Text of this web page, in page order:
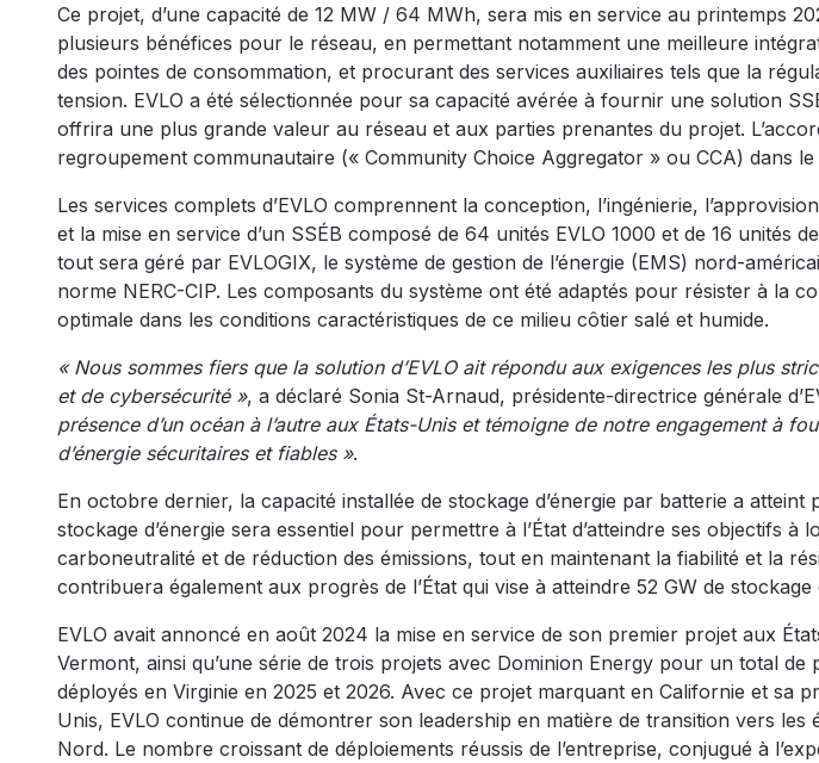
Ce projet, d’une capacité de 12 MW / 64 MWh, sera mis en service au printemps
plusieurs bénéfices pour le réseau, en permettant notamment une meilleure
des pointes de consommation, et procurant des services auxiliaires tels que la
tension. EVLO a été sélectionnée pour sa capacité avérée à fournir une solution
offrira une plus grande valeur au réseau et aux parties prenantes du projet.
regroupement communautaire (« Community Choice Aggregator » ou CCA) dans
Les services complets d’EVLO comprennent la conception, l’ingénierie,
et la mise en service d’un SSÉB composé de 64 unités EVLO 1000 et de 16 unités
tout sera géré par EVLOGIX, le système de gestion de l’énergie (EMS) nord-
norme NERC-CIP. Les composants du système ont été adaptés pour résister à la
optimale dans les conditions caractéristiques de ce milieu côtier salé et humide.
« Nous sommes fiers que la solution d’EVLO ait répondu aux exigences les plus
et de cybersécurité », a déclaré Sonia St-Arnaud, présidente-directrice générale
présence d’un océan à l’autre aux États-Unis et témoigne de notre engagement à
d’énergie sécuritaires et fiables ».
En octobre dernier, la capacité installée de stockage d’énergie par batterie a atteint
stockage d’énergie sera essentiel pour permettre à l’État d’atteindre ses objectifs à
carboneutralité et de réduction des émissions, tout en maintenant la fiabilité et la
contribuera également aux progrès de l’État qui vise à atteindre 52 GW de stockage
EVLO avait annoncé en août 2024 la mise en service de son premier projet aux
Vermont, ainsi qu’une série de trois projets avec Dominion Energy pour un total
déployés en Virginie en 2025 et 2026. Avec ce projet marquant en Californie et sa
Unis, EVLO continue de démontrer son leadership en matière de transition vers
Nord. Le nombre croissant de déploiements réussis de l’entreprise, conjugué à